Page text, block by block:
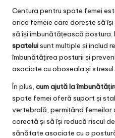
Centura pentru spate femei
orice femeie care dorește să
să își îmbunătățească postura.
spateluisunt multiple și includ
îmbunătățirea posturii și
asociate cu oboseala și stresul.
În plus, cum ajută la
spate femei oferă suport și
vertebrală, permițând femeilor
corectă și să își reducă riscul
sănătate asociate cu o